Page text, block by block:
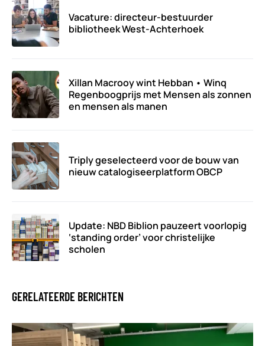
Vacature: directeur-bestuurder
bibliotheek West-Achterhoek
Xillan Macrooy wint Hebban • Winq
Regenboogprijs met Mensen als zonnen
en mensen als manen
Triply geselecteerd voor de bouw van
nieuw catalogiseerplatform OBCP
Update: NBD Biblion pauzeert voorlopig
‘standing order’ voor christelijke
scholen
GERELATEERDE BERICHTEN